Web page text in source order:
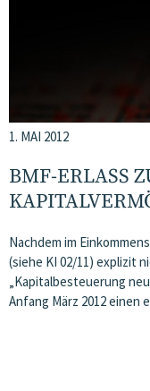
1. MAI 2012
BMF-ERLASS
Nachdem im
(siehe KI 02/11) explizit
„Kapitalbesteuerung
Anfang März 2012